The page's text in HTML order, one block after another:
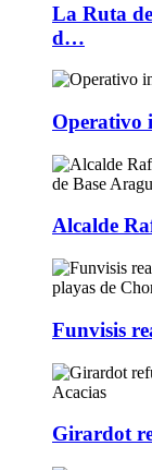
La Ruta
d…
Operativo
Alcalde
Funvisis
Girardot